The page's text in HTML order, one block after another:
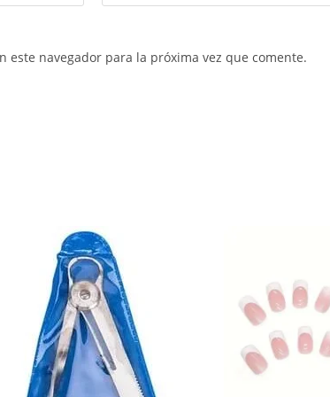
navegador para la próxima vez que comente.